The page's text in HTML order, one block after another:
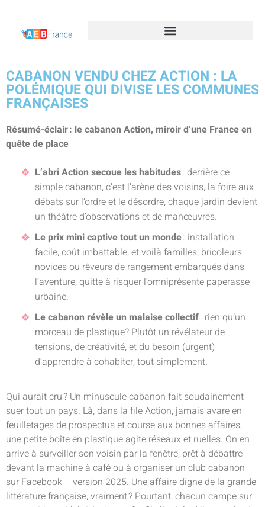
CABANON VENDU CHEZ ACTION : LA
POLÉMIQUE QUI DIVISE LES COMMUNES
FRANÇAISES
Résumé-éclair : le cabanon Action, miroir d’une France en
quête de place
L’abri Action secoue les habitudes: derrière ce
simple cabanon, c’est l’arène des voisins, la foire aux
débats sur l’ordre et le désordre, chaque jardin devient
un théâtre d’observations et de manœuvres.
Le prix mini captive tout un monde: installation
facile, coût imbattable, et voilà familles, bricoleurs
novices ou rêveurs de rangement embarqués dans
l’aventure, quitte à risquer l’omniprésente paperasse
urbaine.
Le cabanon révèle un malaise collectif: rien qu’un
morceau de plastique? Plutôt un révélateur de
tensions, de créativité, et du besoin (urgent)
d’apprendre à cohabiter, tout simplement.
Qui aurait cru ? Un minuscule cabanon fait soudainement
suer tout un pays. Là, dans la file Action, jamais avare en
feuilletages de prospectus et course aux bonnes affaires,
une petite boîte en plastique agite réseaux et ruelles. On en
arrive à surveiller son voisin par la fenêtre, prêt à débattre
devant la machine à café ou à organiser un club cabanon
sur Facebook – version 2025. Une affaire digne de la grande
littérature française, vraiment ? Pourtant, chacun campe sur